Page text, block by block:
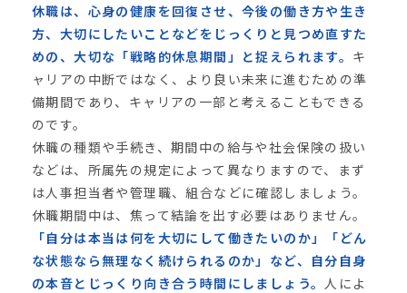
休職は、心身の健康を回復させ、今後の働き方や生き
方、大切にしたいことなどをじっくりと見つめ直すた
めの、大切な「戦略的休息期間」と捉えられます。 キ
ャリアの中断ではなく、より良い未来に進むための準
備期間であり、キャリアの一部と考えることもできる
のです。
休職の種類や手続き、期間中の給与や社会保険の扱い
などは、所属先の規定によって異なりますので、まず
は人事担当者や管理職、組合などに確認しましょう。
休職期間中は、焦って結論を出す必要はありません。
「自分は本当は何を大切にして働きたいのか」「どん
な状態なら無理なく続けられるのか」など、自分自身
の本音とじっくり向き合う時間にしましょう。 人によ